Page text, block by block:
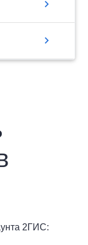
chevron_right
chevron_right
2ГИС: